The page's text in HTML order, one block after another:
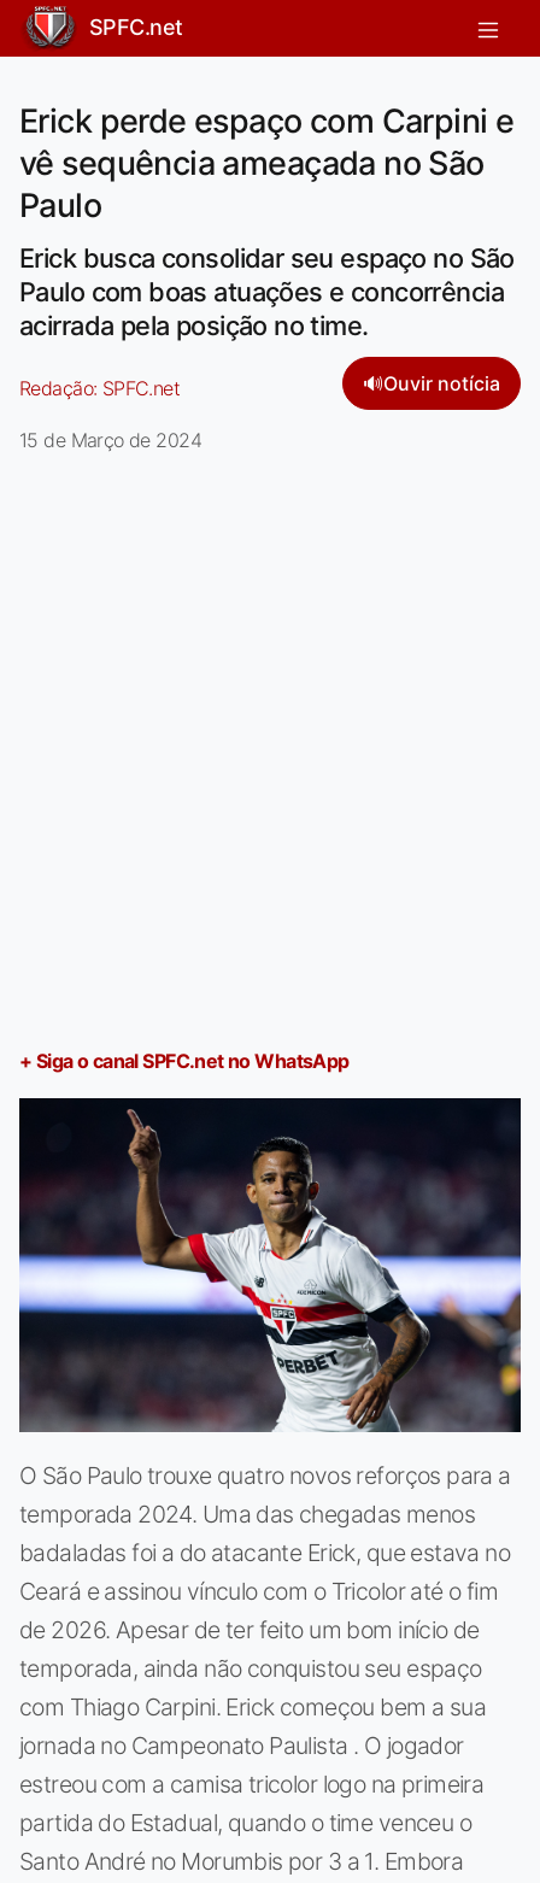
SPFC.net
Erick perde espaço com Carpini e
vê sequência ameaçada no São
Paulo
Erick busca consolidar seu espaço no São
Paulo com boas atuações e concorrência
acirrada pela posição no time.
Redação: SPFC.net 🔊Ouvir notícia
15 de Março de 2024
+ Siga o canal SPFC.net no WhatsApp
O São Paulo trouxe quatro novos reforços para a
temporada 2024. Uma das chegadas menos
badaladas foi a do atacante Erick, que estava no
Ceará e assinou vínculo com o Tricolor até o fim
de 2026. Apesar de ter feito um bom início de
temporada, ainda não conquistou seu espaço
com Thiago Carpini. Erick começou bem a sua
jornada no Campeonato Paulista . O jogador
estreou com a camisa tricolor logo na primeira
partida do Estadual, quando o time venceu o
Santo André no Morumbis por 3 a 1. Embora